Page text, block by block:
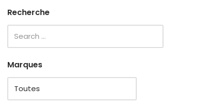
Recherche
Marques